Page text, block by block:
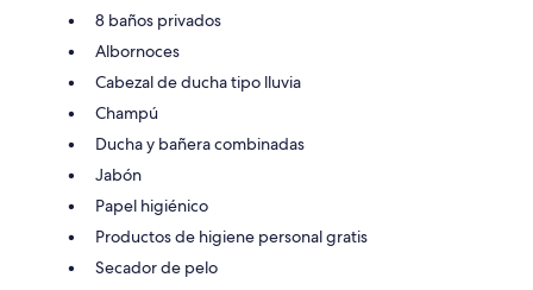
8 baños privados
Albornoces
Cabezal de ducha tipo lluvia
Champú
Ducha y bañera combinadas
Jabón
Papel higiénico
Productos de higiene personal gratis
Secador de pelo